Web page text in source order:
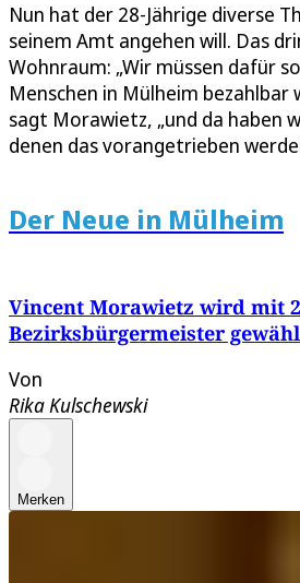
Nun hat der 28-Jährige diverse
seinem Amt angehen will. Das
Wohnraum: „Wir müssen dafür
Menschen in Mülheim bezahlbar
sagt Morawietz, „und da haben
denen das vorangetrieben
Der Neue in Mülheim
Vincent Morawietz wird mit
Bezirksbürgermeister
Von
Rika Kulschewski
Merken